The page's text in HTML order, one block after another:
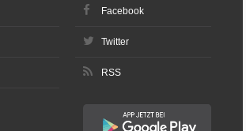
Facebook
Twitter
RSS